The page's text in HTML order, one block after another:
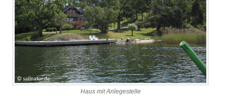
Haus mit Anlegestelle